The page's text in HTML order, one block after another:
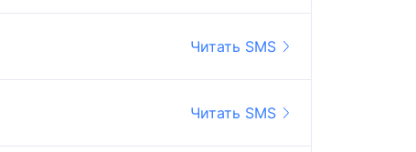
Читать SMS
Читать SMS